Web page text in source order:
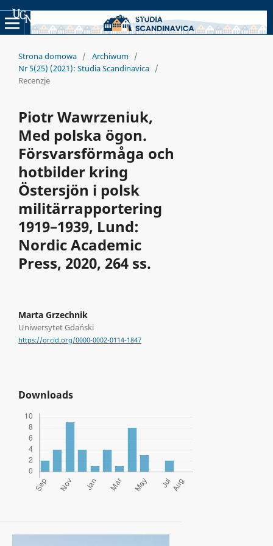
Uniwersyteckie Czasopisma Naukowe
Strona domowa / Archiwum /
Nr 5(25) (2021): Studia Scandinavica /
Recenzje
Piotr Wawrzeniuk,
Med polska ögon.
Försvarsförmåga och
hotbilder kring
Östersjön i polsk
militärrapportering
1919–1939, Lund:
Nordic Academic
Press, 2020, 264 ss.
Marta Grzechnik
Uniwersytet Gdański
https://orcid.org/0000-0002-0114-1847
Downloads